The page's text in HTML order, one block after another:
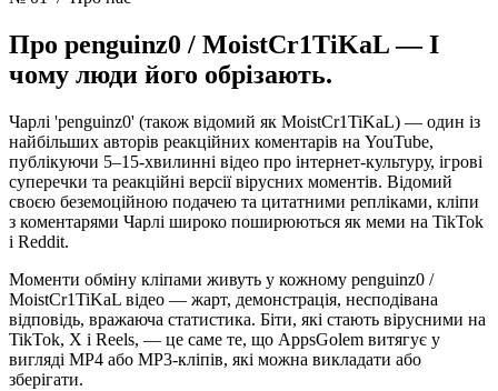
Про penguinz0 / MoistCr1TiKaL —І
чому люди його обрізають.
Чарлі 'penguinz0' (також відомий як MoistCr1TiKaL) — один із
найбільших авторів реакційних коментарів на YouTube,
публікуючи 5–15-хвилинні відео про інтернет-культуру, ігрові
суперечки та реакційні версії вірусних моментів. Відомий
своєю беземоційною подачею та цитатними репліками, кліпи
з коментарями Чарлі широко поширюються як меми на TikTok
і Reddit.
Моменти обміну кліпами живуть у кожному penguinz0 /
MoistCr1TiKaL відео — жарт, демонстрація, несподівана
відповідь, вражаюча статистика. Біти, які стають вірусними на
TikTok, X і Reels, — це саме те, що AppsGolem витягує у
вигляді MP4 або MP3-кліпів, які можна викладати або
зберігати.